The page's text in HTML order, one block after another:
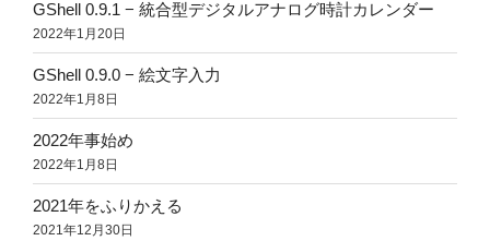
GShell 0.9.1 − 統合型デジタルアナログ時計カレンダー
2022年1月20日
GShell 0.9.0 − 絵文字入力
2022年1月8日
2022年事始め
2022年1月8日
2021年をふりかえる
2021年12月30日